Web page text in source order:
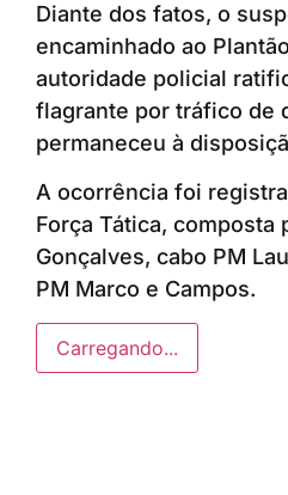
Diante dos fatos, o
encaminhado ao
autoridade policial
flagrante por tráfico de
permaneceu à
A ocorrência foi
Força Tática, composta
Gonçalves, cabo PM
PM Marco e Campos.
Carregando...